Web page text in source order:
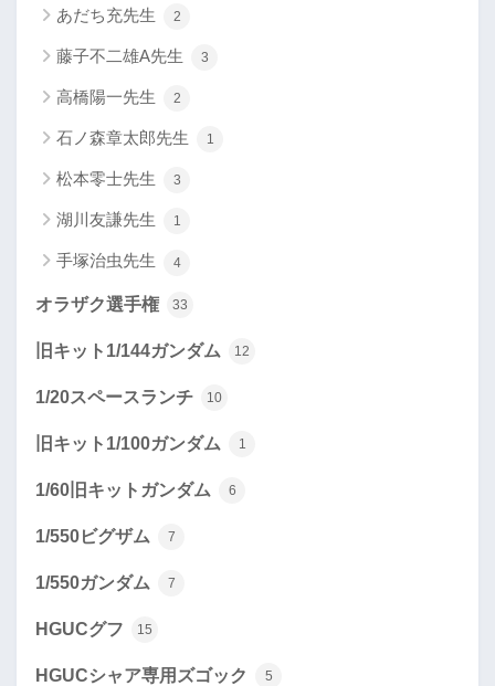
あだち充先生 2
藤子不二雄A先生 3
高橋陽一先生 2
石ノ森章太郎先生 1
松本零士先生 3
湖川友謙先生 1
手塚治虫先生 4
オラザク選手権 33
旧キット1/144ガンダム 12
1/20スペースランチ 10
旧キット1/100ガンダム 1
1/60旧キットガンダム 6
1/550ビグザム 7
1/550ガンダム 7
HGUCグフ 15
HGUCシャア専用ズゴック 5